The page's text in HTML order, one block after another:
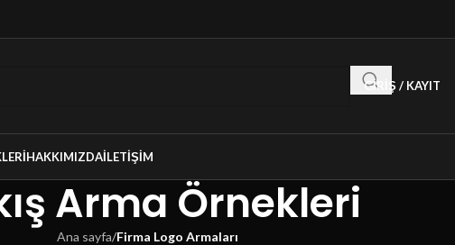
GIRIŞ / KAYIT
HAKKIMIZDAİLETIŞIM
Arma Örnekleri
Ana sayfa/Firma Logo Armaları